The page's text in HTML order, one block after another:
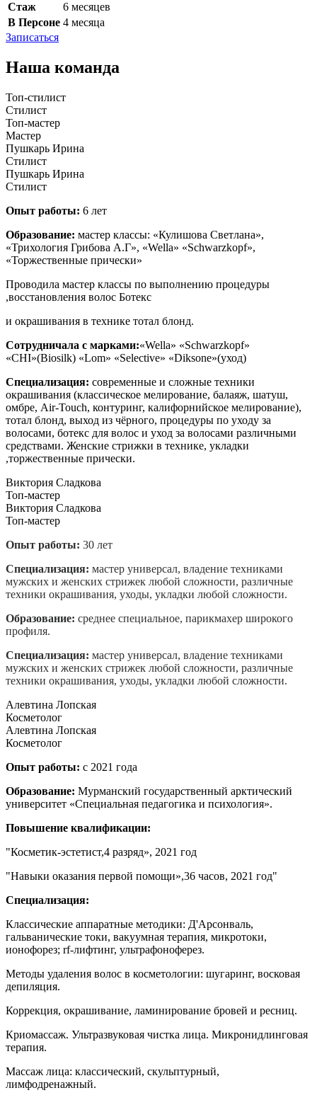
Стаж
6 месяцев
В Персоне 4 месяца
Записаться
Наша команда
Топ-стилист
Стилист
Топ-мастер
Мастер
Пушкарь Ирина
Стилист
Пушкарь Ирина
Стилист
Опыт работы: 6 лет
Образование: мастер классы: «Кулишова Светлана»,
«Трихология Грибова А.Г», «Wella» «Schwarzkopf»,
«Торжественные прически»
Проводила мастер классы по выполнению процедуры
,восстановления волос Ботекс
и окрашивания в технике тотал блонд.
Сотрудничала с марками:«Wella» «Schwarzkopf»
«CHI»(Biosilk) «Lom» «Selective» «Diksone»(уход)
Специализация: современные и сложные техники
окрашивания (классическое мелирование, балаяж, шатуш,
омбре, Air-Touch, контуринг, калифорнийское мелирование),
тотал блонд, выход из чёрного, процедуры по уходу за
волосами, ботекс для волос и уход за волосами различными
средствами. Женские стрижки в технике, укладки
,торжественные прически.
Виктория Сладкова
Топ-мастер
Виктория Сладкова
Топ-мастер
Опыт работы: 30 лет
Специализация: мастер универсал, владение техниками
мужских и женских стрижек любой сложности, различные
техники окрашивания, уходы, укладки любой сложности.
Образование: среднее специальное, парикмахер широкого
профиля.
Специализация: мастер универсал, владение техниками
мужских и женских стрижек любой сложности, различные
техники окрашивания, уходы, укладки любой сложности.
Алевтина Лопская
Косметолог
Алевтина Лопская
Косметолог
Опыт работы: с 2021 года
Образование: Мурманский государственный арктический
университет «Специальная педагогика и психология».
Повышение квалификации:
"Косметик-эстетист,4 разряд», 2021 год
"Навыки оказания первой помощи»,36 часов, 2021 год"
Специализация:
Классические аппаратные методики: Д'Арсонваль,
гальванические токи, вакуумная терапия, микротоки,
ионофорез; rf-лифтинг, ультрафоноферез.
Методы удаления волос в косметологии: шугаринг, восковая
депиляция.
Коррекция, окрашивание, ламинирование бровей и ресниц.
Криомассаж. Ультразвуковая чистка лица. Микронидлинговая
терапия.
Массаж лица: классический, скульптурный,
лимфодренажный.